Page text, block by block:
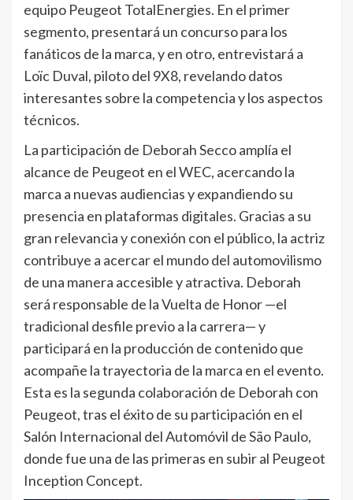
equipo Peugeot TotalEnergies. En el primer
segmento, presentará un concurso para los
fanáticos de la marca, y en otro, entrevistará a
Loïc Duval, piloto del 9X8, revelando datos
interesantes sobre la competencia y los aspectos
técnicos.
La participación de Deborah Secco amplía el
alcance de Peugeot en el WEC, acercando la
marca a nuevas audiencias y expandiendo su
presencia en plataformas digitales. Gracias a su
gran relevancia y conexión con el público, la actriz
contribuye a acercar el mundo del automovilismo
de una manera accesible y atractiva. Deborah
será responsable de la Vuelta de Honor —el
tradicional desfile previo a la carrera— y
participará en la producción de contenido que
acompañe la trayectoria de la marca en el evento.
Esta es la segunda colaboración de Deborah con
Peugeot, tras el éxito de su participación en el
Salón Internacional del Automóvil de São Paulo,
donde fue una de las primeras en subir al Peugeot
Inception Concept.